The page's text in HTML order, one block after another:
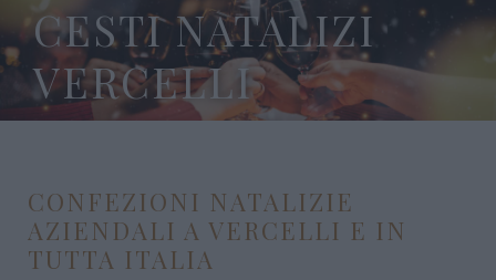
CESTI NATALIZI
VERCELLI
CONFEZIONI NATALIZIE
AZIENDALI A VERCELLI E IN
TUTTA ITALIA